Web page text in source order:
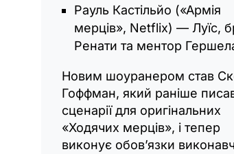
Рауль Кастільйо («Армія
мерців», Netflix) — Луїс,
Ренати та ментор
Новим шоуранером став
Гоффман, який раніше
сценарії для оригінальних
«Ходячих мерців», і тепер
виконує обов’язки